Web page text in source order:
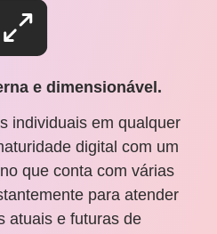
e dimensionável.
individuais em qualquer
digital com um
que conta com várias
para atender
atuais e futuras de